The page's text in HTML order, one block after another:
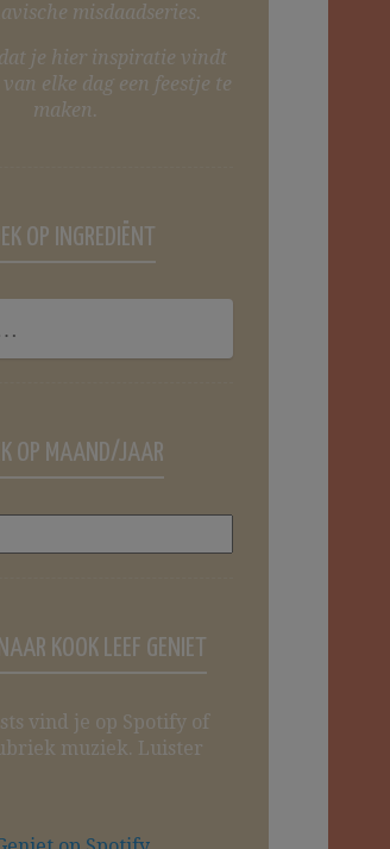
misdaadseries.
je hier inspiratie vindt
elke dag een feestje te
maken.
OP INGREDIËNT
OP MAAND/JAAR
KOOK LEEF GENIET
vind je op Spotify of
muziek. Luister